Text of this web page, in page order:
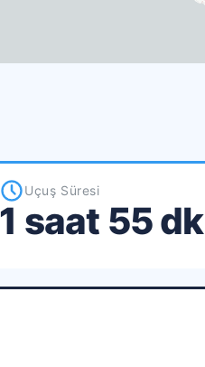
Uçuş Süresi
1 saat 55 dk